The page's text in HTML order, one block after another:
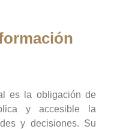
es la obligación de
y accesible la
y decisiones. Su